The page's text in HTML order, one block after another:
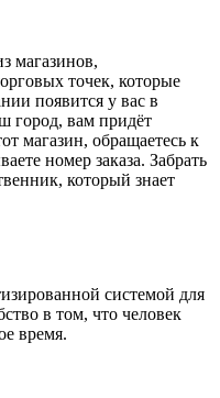
магазинов,
точек, которые
появится у вас в
город, вам придёт
магазин, обращаетесь к
номер заказа. Забрать
который знает
системой для
в том, что человек
время.